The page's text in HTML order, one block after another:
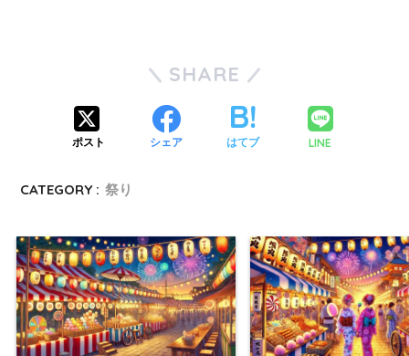
SHARE
ポスト シェア はてブ LINE
CATEGORY : 祭り